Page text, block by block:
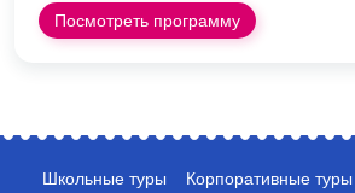
Посмотреть программу
Школьные туры Корпоративные туры